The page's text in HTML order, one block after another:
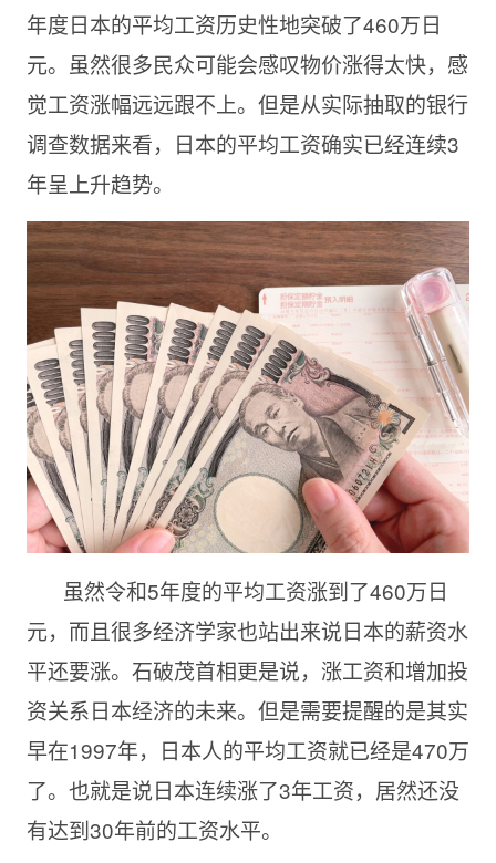
年度日本的平均工资历史性地突破了460万日
元。虽然很多民众可能会感叹物价涨得太快，感
觉工资涨幅远远跟不上。但是从实际抽取的银行
调查数据来看，日本的平均工资确实已经连续3
年呈上升趋势。
虽然令和5年度的平均工资涨到了460万日
元，而且很多经济学家也站出来说日本的薪资水
平还要涨。石破茂首相更是说，涨工资和增加投
资关系日本经济的未来。但是需要提醒的是其实
早在1997年，日本人的平均工资就已经是470万
了。也就是说日本连续涨了3年工资，居然还没
有达到30年前的工资水平。